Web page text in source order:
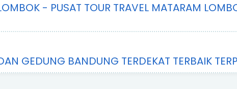
- PUSAT TOUR TRAVEL MATARAM
GEDUNG BANDUNG TERDEKAT TERBAIK